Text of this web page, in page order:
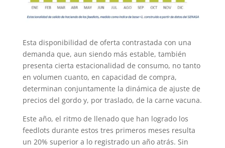
Esta disponibilidad de oferta contrastada con una
demanda que, aun siendo más estable, también
presenta cierta estacionalidad de consumo, no tanto
en volumen cuanto, en capacidad de compra,
determinan conjuntamente la dinámica de ajuste de
precios del gordo y, por traslado, de la carne vacuna.
Este año, el ritmo de llenado que han logrado los
feedlots durante estos tres primeros meses resulta
un 20% superior a lo registrado un año atrás. Sin